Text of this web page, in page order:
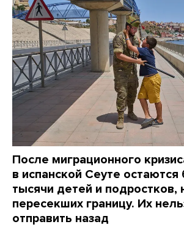
После миграционного
в испанской Сеуте
тысячи детей и подростков,
пересекших границу. Их
отправить назад